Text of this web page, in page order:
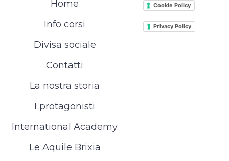
Home
Info corsi
Divisa sociale
Contatti
La nostra storia
I protagonisti
International Academy
Le Aquile Brixia
Cookie Policy
Privacy Policy